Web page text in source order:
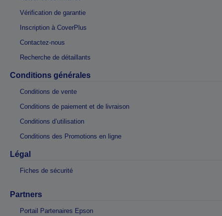
Vérification de garantie
Inscription à CoverPlus
Contactez-nous
Recherche de détaillants
Conditions générales
Conditions de vente
Conditions de paiement et de livraison
Conditions d’utilisation
Conditions des Promotions en ligne
Légal
Fiches de sécurité
Partners
Portail Partenaires Epson